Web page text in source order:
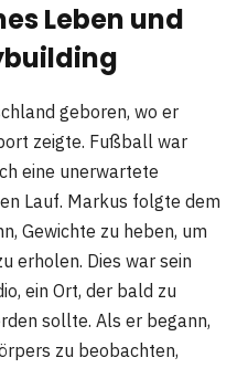
Leben und
geboren, wo er
zeigte. Fußball war
eine unerwartete
Lauf. Markus folgte dem
Gewichte zu heben, um
erholen. Dies war sein
ein Ort, der bald zu
sollte. Als er begann,
zu beobachten,